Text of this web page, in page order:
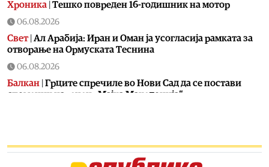
Хроника Тешко повреден 16-годишник на мотор
06.08.2026
Свет| Ал Арабија: Иран и Оман ја усогласија рамката за
отворање на Ормуската Теснина
06.08.2026
Балкан Грците спречиле во Нови Сад да се постави
споменик наречен „Мајка Македонија“